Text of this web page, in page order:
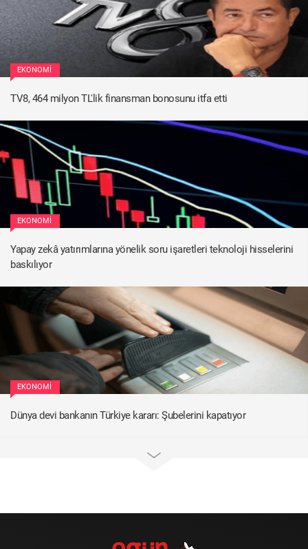
EKONOMI
TV8, 464 milyon TL'lik finansman bonosunu itfa etti
EKONOMI
Yapay zekâ yatırımlarına yönelik soru işaretleri teknoloji hisselerini
baskılıyor
EKONOMI
Dünya devi bankanın Türkiye kararı: Şubelerini kapatıyor